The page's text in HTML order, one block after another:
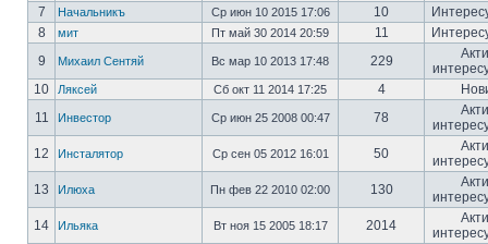
7
Начальникъ Ср июн 10 2015 17:06 10
8
мит Пт май 30 2014 20:59 11
9
Михаил Сентяй Вс мар 10 2013 17:48 229
10
Ляксей Сб окт 11 2014 17:25 4
11
Инвестор Ср июн 25 2008 00:47 78
12
Инсталятор Ср сен 05 2012 16:01 50
13
Илюха Пн фев 22 2010 02:00 130
14
Ильяка Вт ноя 15 2005 18:17 2014